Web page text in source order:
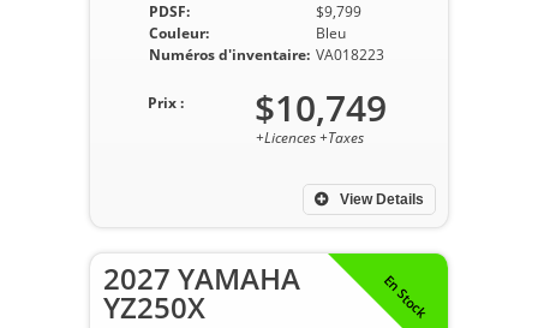
PDSF:
$9,799
Couleur:
Bleu
Numéros d'inventaire: VA018223
View Details
Prix : $10,749
+Licences +Taxes
En Stock
2027 YAMAHA
YZ250X